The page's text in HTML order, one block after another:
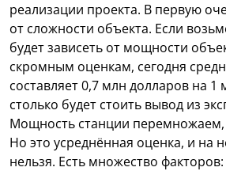
реализации проекта. В первую
от сложности объекта. Если
будет зависеть от мощности
скромным оценкам, сегодня
составляет 0,7 млн долларов на 1
столько будет стоить вывод из
Мощность станции
Но это усреднённая оценка, и на
нельзя. Есть множество факторов: